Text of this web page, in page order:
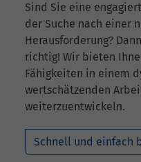
Sind Sie eine
der Suche nach einer
Herausforderung?
richtig! Wir bieten
Fähigkeiten in einem
wertschätzenden
weiterzuentwickeln.
Schnell und einfach